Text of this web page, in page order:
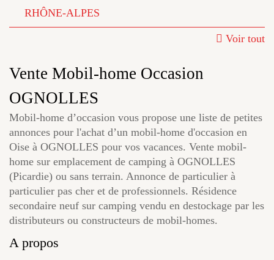
RHÔNE-ALPES
Voir tout
Vente Mobil-home Occasion
OGNOLLES
Mobil-home d’occasion vous propose une liste de petites
annonces pour l'achat d’un mobil-home d'occasion en
Oise à OGNOLLES pour vos vacances. Vente mobil-
home sur emplacement de camping à OGNOLLES
(Picardie) ou sans terrain. Annonce de particulier à
particulier pas cher et de professionnels. Résidence
secondaire neuf sur camping vendu en destockage par les
distributeurs ou constructeurs de mobil-homes.
A propos